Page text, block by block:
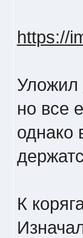
https://
Уложил
но все
однако
К